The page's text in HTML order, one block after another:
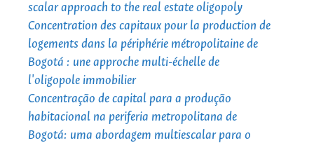
scalar approach to the real estate oligopoly
Concentration des capitaux pour la production de
logements dans la périphérie métropolitaine de
Bogotá : une approche multi-échelle de
l'oligopole immobilier
Concentração de capital para a produção
habitacional na periferia metropolitana de
Bogotá: uma abordagem multiescalar para o